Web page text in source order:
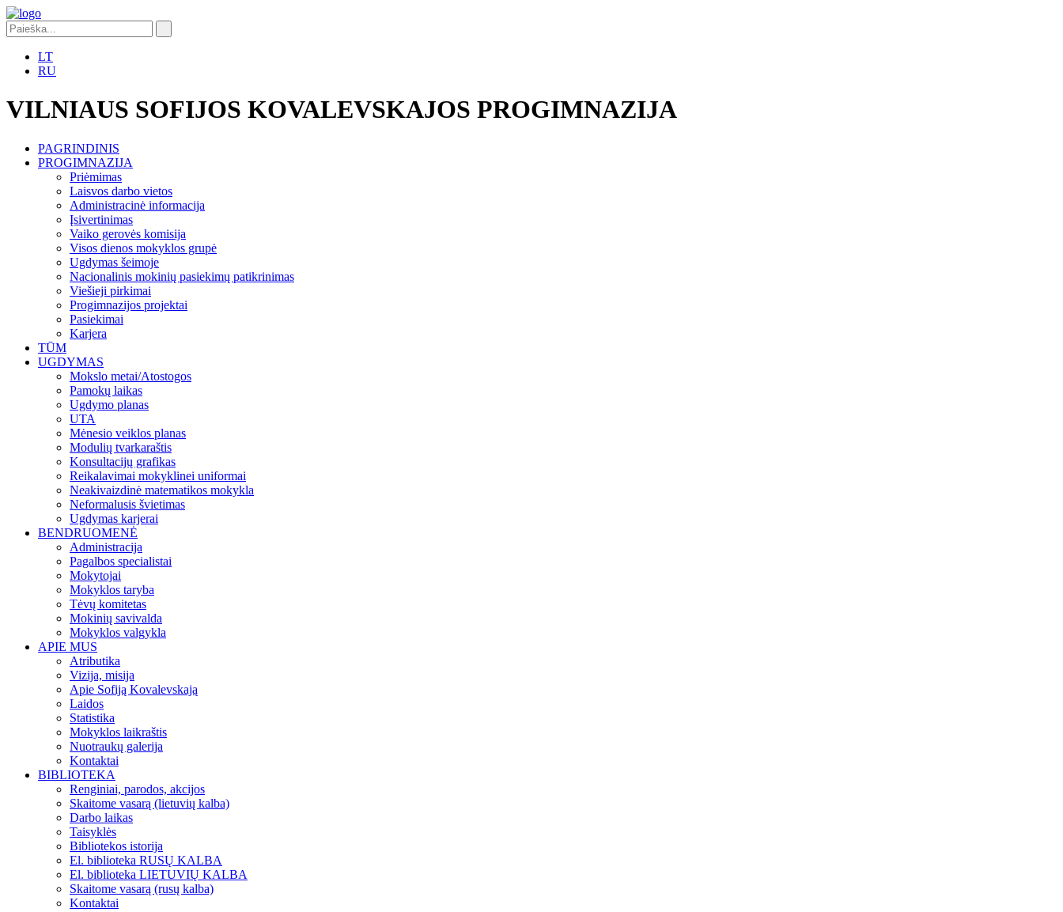
LT
RU
VILNIAUS SOFIJOS KOVALEVSKAJOS PROGIMNAZIJA
PAGRINDINIS
PROGIMNAZIJA
Priėmimas
Laisvos darbo vietos
Administracinė informacija
Įsivertinimas
Vaiko gerovės komisija
Visos dienos mokyklos grupė
Ugdymas šeimoje
Nacionalinis mokinių pasiekimų patikrinimas
Viešieji pirkimai
Progimnazijos projektai
Pasiekimai
Karjera
TŪM
UGDYMAS
Mokslo metai/Atostogos
Pamokų laikas
Ugdymo planas
UTA
Mėnesio veiklos planas
Modulių tvarkaraštis
Konsultacijų grafikas
Reikalavimai mokyklinei uniformai
Neakivaizdinė matematikos mokykla
Neformalusis švietimas
Ugdymas karjerai
BENDRUOMENĖ
Administracija
Pagalbos specialistai
Mokytojai
Mokyklos taryba
Tėvų komitetas
Mokinių savivalda
Mokyklos valgykla
APIE MUS
Atributika
Vizija, misija
Apie Sofiją Kovalevskają
Laidos
Statistika
Mokyklos laikraštis
Nuotraukų galerija
Kontaktai
BIBLIOTEKA
Renginiai, parodos, akcijos
Skaitome vasarą (lietuvių kalba)
Darbo laikas
Taisyklės
Bibliotekos istorija
El. biblioteka RUSŲ KALBA
El. biblioteka LIETUVIŲ KALBA
Skaitome vasarą (rusų kalba)
Kontaktai